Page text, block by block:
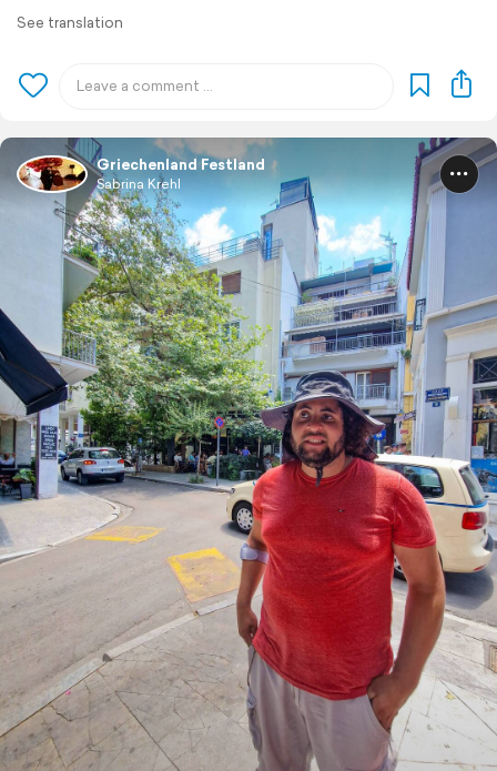
See translation
Griechenland Festland
Sabrina Krehl